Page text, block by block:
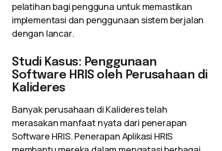
pelatihan bagi pengguna untuk memastikan
implementasi dan penggunaan sistem berjalan
dengan lancar.
Studi Kasus: Penggunaan
Software HRIS oleh Perusahaan di
Kalideres
Banyak perusahaan di Kalideres telah
merasakan manfaat nyata dari penerapan
Software HRIS. Penerapan Aplikasi HRIS